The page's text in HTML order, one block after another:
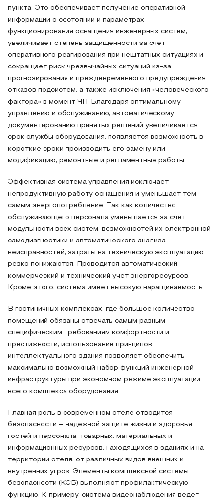
пункта. Это обеспечивает получение оперативной
информации о состоянии и параметрах
функционирования оснащения инженерных систем,
увеличивает степень защищенности за счет
оперативного реагирования при нештатных ситуациях и
сокращает риск чрезвычайных ситуаций из-за
прогнозирования и преждевременного предупреждения
отказов подсистем, а также исключения «человеческого
фактора» в момент ЧП. Благодаря оптимальному
управлению и обслуживанию, автоматическому
документированию принятых решений увеличивается
срок службы оборудования, появляется возможность в
короткие сроки производить его замену или
модификацию, ремонтные и регламентные работы.
Эффективная система управления исключает
непродуктивную работу оснащения и уменьшает тем
самым энергопотребление. Так как количество
обслуживающего персонала уменьшается за счет
модульности всех систем, возможностей их электронной
самодиагностики и автоматического анализа
неисправностей, затраты на техническую эксплуатацию
резко понижаются. Проводится автоматический
коммерческий и технический учет энергоресурсов.
Кроме этого, система имеет высокую наращиваемость.
В гостиничных комплексах, где большое количество
помещений обязаны отвечать самым разным
специфическим требованиям комфортности и
престижности, использование принципов
интеллектуального здания позволяет обеспечить
максимально возможный набор функций инженерной
инфраструктуры при экономном режиме эксплуатации
всего комплекса оборудования.
Главная роль в современном отеле отводится
безопасности – надежной защите жизни и здоровья
гостей и персонала, товарных, материальных и
информационных ресурсов, находящихся в зданиях и на
территории отеля, от различных видов внешних и
внутренних угроз. Элементы комплексной системы
безопасности (КСБ) выполняют профилактическую
функцию. К примеру, система видеонаблюдения ведет